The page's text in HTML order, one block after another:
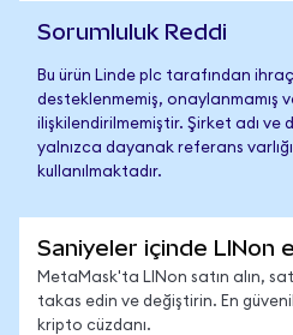
Sorumluluk Reddi
Bu ürün Linde plc tarafından
desteklenmemiş, onaylanmamış
ilişkilendirilmemiştir. Şirket adı
yalnızca dayanak referans
kullanılmaktadır.
Saniyeler içinde LINon
MetaMask'ta LINon satın alın,
takas edin ve değiştirin. En
kripto cüzdanı.